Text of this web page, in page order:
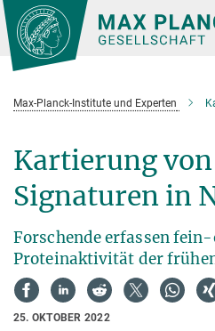
Hauptinhalt
Max-Planck-Institute und Experten
Kartierung
Signaturen in
Forschende erfassen
Proteinaktivität der
25. OKTOBER 2022